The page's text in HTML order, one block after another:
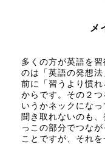
メ
多くの方が英語を
のは「英語の発想
前に「習うより慣
からです。その２
いうかネックにな
聞き取れないのも
っこの部分でつな
ことですが、それ